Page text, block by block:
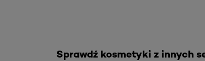
Sprawdź kosmetyki z innych